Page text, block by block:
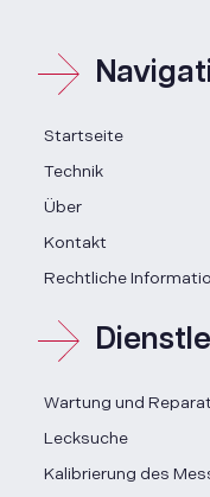
Startseite
Technik
Über
Kontakt
Rechtliche
Wartung und
Lecksuche
Kalibrierung des